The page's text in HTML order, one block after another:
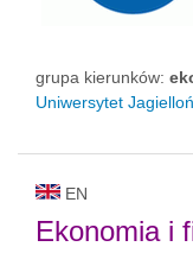
grupa kierunków:
Uniwersytet
EN
Ekonomia i